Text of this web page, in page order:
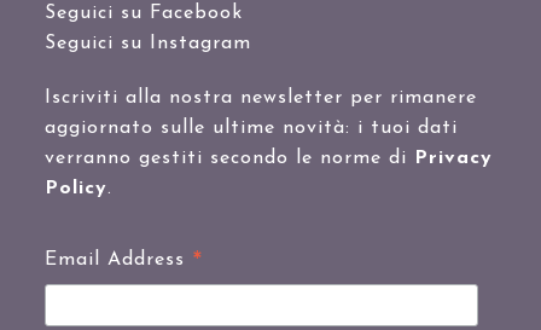
Seguici su Facebook
Seguici su Instagram
Iscriviti alla nostra newsletter per rimanere
aggiornato sulle ultime novità: i tuoi dati
verranno gestiti secondo le norme di Privacy
Policy.
Email Address *